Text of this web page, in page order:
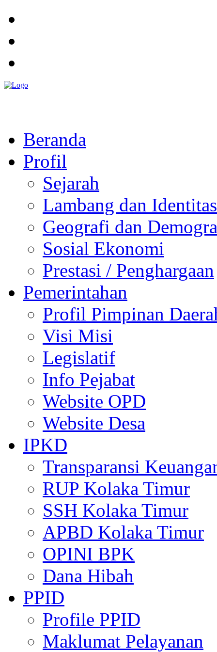
Beranda
Profil
Sejarah
Lambang dan Identitas
Geografi dan
Sosial Ekonomi
Prestasi / Penghargaan
Pemerintahan
Profil Pimpinan
Visi Misi
Legislatif
Info Pejabat
Website OPD
Website Desa
IPKD
Transparansi
RUP Kolaka Timur
SSH Kolaka Timur
APBD Kolaka Timur
OPINI BPK
Dana Hibah
PPID
Profile PPID
Maklumat Pelayanan